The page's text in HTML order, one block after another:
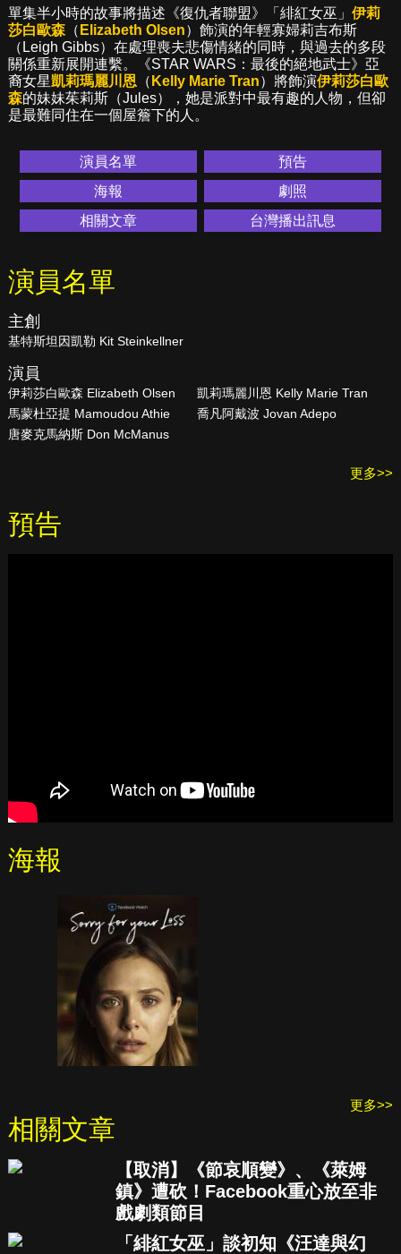
單集半小時的故事將描述《復仇者聯盟》「緋紅女巫」 伊莉
莎白歐森（ Elizabeth Olsen）飾演的年輕寡婦莉吉布斯
（Leigh Gibbs）在處理喪夫悲傷情緒的同時，與過去的多段
關係重新展開連繫。《STAR WARS：最後的絕地武士》亞
裔女星凱莉瑪麗川恩 （ Kelly Marie Tran）將飾演伊莉莎白歐
森的妹妹茱莉斯（Jules），她是派對中最有趣的人物，但卻
是最難同住在一個屋簷下的人。
演員名單
預告
海報
劇照
相關文章
台灣播出訊息
演員名單
主創
基特斯坦因凱勒 Kit Steinkellner
演員
伊莉莎白歐森 Elizabeth Olsen
凱莉瑪麗川恩 Kelly Marie Tran
馬蒙杜亞提 Mamoudou Athie
喬凡阿戴波 Jovan Adepo
唐麥克馬納斯 Don McManus
更多>>
預告
海報
更多>>
相關文章
【取消】《節哀順變》、《萊姆
鎮》遭砍！Facebook重心放至非
戲劇類節目
「緋紅女巫」談初知《汪達與幻